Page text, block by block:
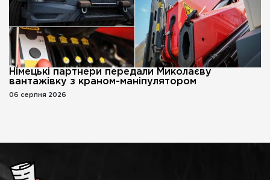
Німецькі партнери передали Миколаєву
вантажівку з краном-маніпулятором
06 серпня 2026